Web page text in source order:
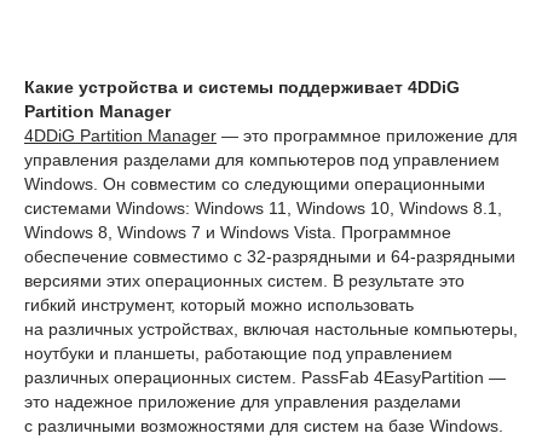
Какие устройства и системы поддерживает 4DDiG
Partition Manager
4DDiG Partition Manager — это программное приложение для
управления разделами для компьютеров под управлением
Windows. Он совместим со следующими операционными
системами Windows: Windows 11, Windows 10, Windows 8.1,
Windows 8, Windows 7 и Windows Vista. Программное
обеспечение совместимо с 32-разрядными и 64-разрядными
версиями этих операционных систем. В результате это
гибкий инструмент, который можно использовать
на различных устройствах, включая настольные компьютеры,
ноутбуки и планшеты, работающие под управлением
различных операционных систем. PassFab 4EasyPartition —
это надежное приложение для управления разделами
с различными возможностями для систем на базе Windows.